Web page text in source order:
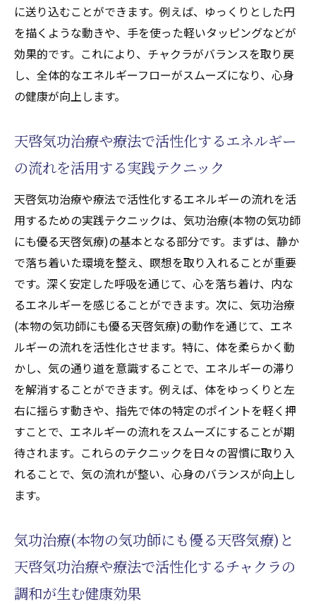
に送り込むことができます。例えば、ゆっくりとした円
を描くような動きや、手を使った軽いタッピングなどが
効果的です。これにより、チャクラがバランスを取り戻
し、全体的なエネルギーフローがスムーズになり、心身
の健康が向上します。
天啓気功治療や療法で活性化するエネルギー
の流れを活用する実践テクニック
天啓気功治療や療法で活性化するエネルギーの流れを活
用するための実践テクニックは、気功治療(本物の気功師
にも優る天啓気療)の基本となる部分です。まずは、静か
で落ち着いた環境を整え、瞑想を取り入れることが重要
です。深く安定した呼吸を通じて、心を落ち着け、内な
るエネルギーを感じることができます。次に、気功治療
(本物の気功師にも優る天啓気療)の動作を通じて、エネ
ルギーの流れを活性化させます。特に、体を柔らかく動
かし、気の通り道を意識することで、エネルギーの滞り
を解消することができます。例えば、体をゆっくりと左
右に揺らす動きや、指先で体の特定のポイントを軽く押
すことで、エネルギーの流れをスムーズにすることが期
待されます。これらのテクニックを日々の習慣に取り入
れることで、気の流れが整い、心身のバランスが向上し
ます。
気功治療(本物の気功師にも優る天啓気療)と
天啓気功治療や療法で活性化するチャクラの
調和が生む健康効果